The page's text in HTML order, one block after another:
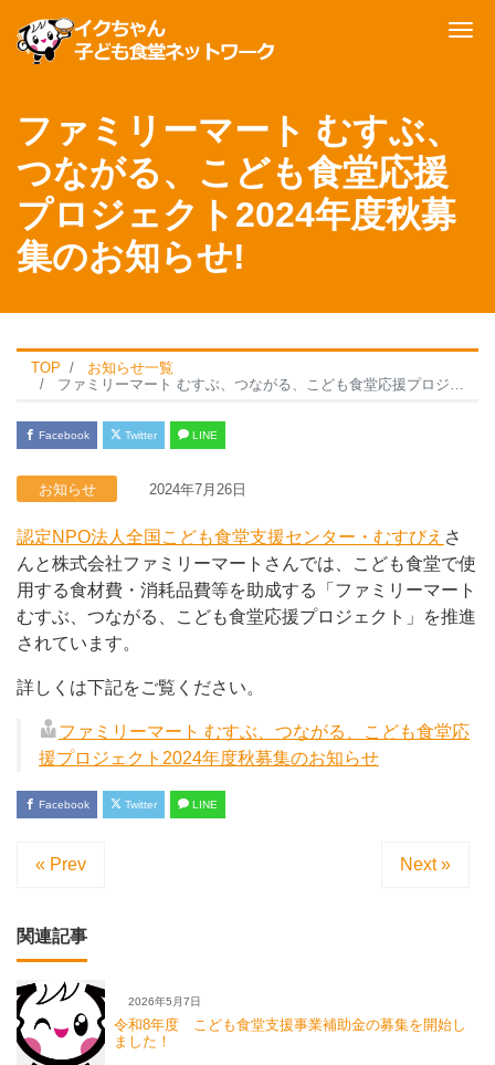
ファミリーマート むすぶ、
つながる、こども食堂応援
プロジェクト2024年度秋募
集のお知らせ!
TOP お知らせ一覧
ファミリーマート むすぶ、つながる、こども食堂応援プロジェクト2024年度秋募集のお知らせ!
Facebook Twitter LINE
お知らせ 2024年7月26日
認定NPO法人全国こども食堂支援センター・むすびえ さ
んと株式会社ファミリーマートさんでは、こども食堂で使
用する食材費・消耗品費等を助成する「ファミリーマート
むすぶ、つながる、こども食堂応援プロジェクト」を推進
されています。
詳しくは下記をご覧ください。
ファミリーマート むすぶ、つながる、こども食堂応
援プロジェクト2024年度秋募集のお知らせ
Facebook Twitter LINE
« Prev Next »
関連記事
2026年5月7日
令和8年度 こども食堂支援事業補助金の募集を開始し
ました！